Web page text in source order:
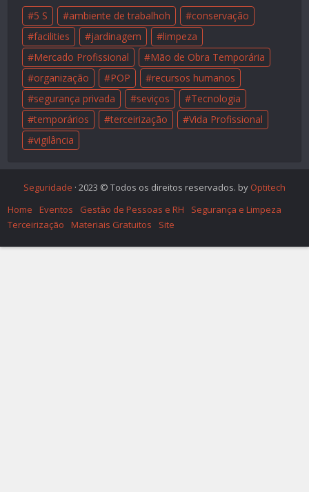
5 S ambiente de trabalhoh
conservação
facilities
jardinagem
limpeza
Mercado Profissional
Mão de Obra Temporária
organização
POP
recursos humanos
segurança privada
seviços
Tecnologia
temporários
terceirização
Vida Profissional
vigilância
Seguridade · 2023 © Todos os direitos reservados. by Optitech
Home
Eventos Gestão de Pessoas e RH
Segurança e Limpeza
Terceirização
Materiais Gratuitos Site